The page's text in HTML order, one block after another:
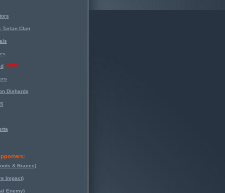
Tartan Clan
NEW!
Diehards
& Braces)
Impact)
Enemy)